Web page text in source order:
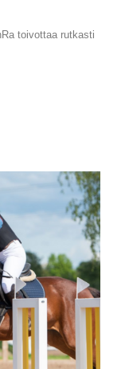
toivottaa rutkasti